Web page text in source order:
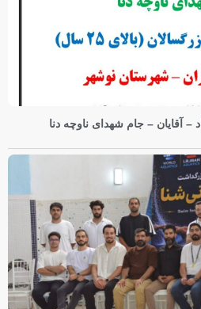
– آقایان – جام شهدای ناوچه دنا